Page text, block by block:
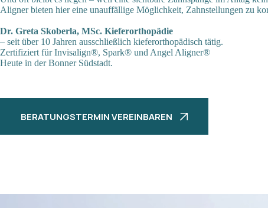
Aligner bieten hier eine unauffällige Möglichkeit, Zahnstellungen zu
Dr. Greta Skoberla, MSc. Kieferorthopädie
– seit über 10 Jahren ausschließlich kieferorthopädisch tätig.
Zertifiziert für Invisalign®, Spark® und Angel Aligner®
Heute in der Bonner Südstadt.
BERATUNGSTERMIN VEREINBAREN